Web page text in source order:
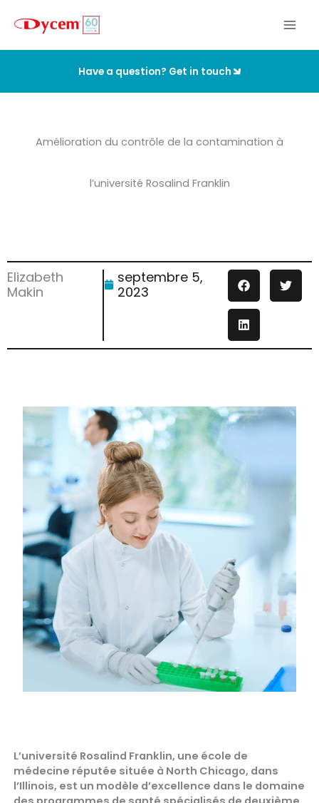
contenu
Have a question? Get in touch
Amélioration du contrôle de la contamination à
l’université Rosalind Franklin
Elizabeth
Makin
septembre 5,
2023
L’université Rosalind Franklin, une école de
médecine réputée située à North Chicago, dans
l’Illinois, est un modèle d’excellence dans le domaine